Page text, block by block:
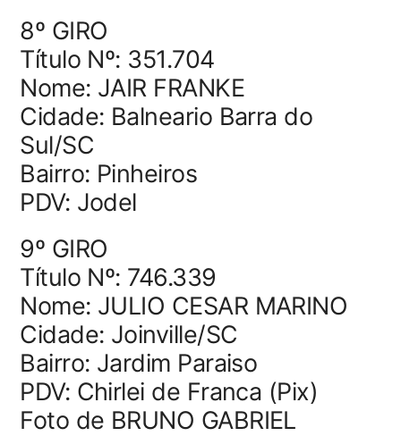
8º GIRO
Título Nº: 351.704
Nome: JAIR FRANKE
Cidade: Balneario Barra do
Sul/SC
Bairro: Pinheiros
PDV: Jodel
9º GIRO
Título Nº: 746.339
Nome: JULIO CESAR MARINO
Cidade: Joinville/SC
Bairro: Jardim Paraiso
PDV: Chirlei de Franca (Pix)
Foto de BRUNO GABRIEL